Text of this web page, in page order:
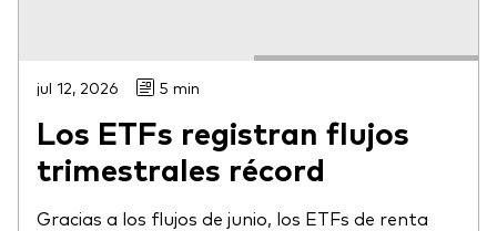
jul 12, 2026 5 min
Los ETFs registran flujos
trimestrales récord
Gracias a los flujos de junio, los ETFs de renta